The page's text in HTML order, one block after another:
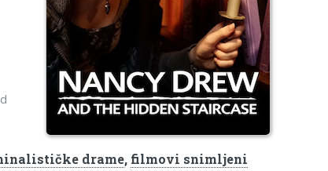
drame, filmovi snimljeni